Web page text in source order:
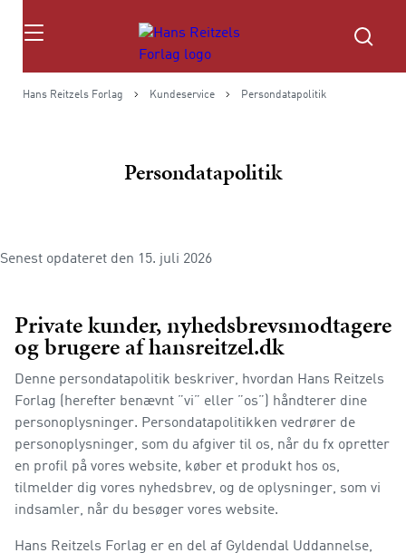
Søg
Hans Reitzels Forlag Kundeservice Persondatapolitik
Persondatapolitik
Senest opdateret den 15. juli 2026
Private kunder, nyhedsbrevsmodtagere
og brugere af hansreitzel.dk
Denne persondatapolitik beskriver, hvordan Hans Reitzels
Forlag (herefter benævnt ”vi” eller ”os”) håndterer dine
personoplysninger. Persondatapolitikken vedrører de
personoplysninger, som du afgiver til os, når du fx opretter
en profil på vores website, køber et produkt hos os,
tilmelder dig vores nyhedsbrev, og de oplysninger, som vi
indsamler, når du besøger vores website.
Hans Reitzels Forlag er en del af Gyldendal Uddannelse,